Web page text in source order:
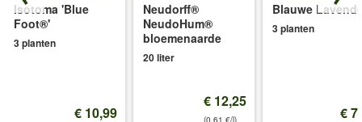
Isotoma 'Blue
Foot®'
3 planten
€ 10,99
Neudorff®
NeudoHum®
bloemenaarde
20 liter
€ 12,25
Blauwe
3 planten
€